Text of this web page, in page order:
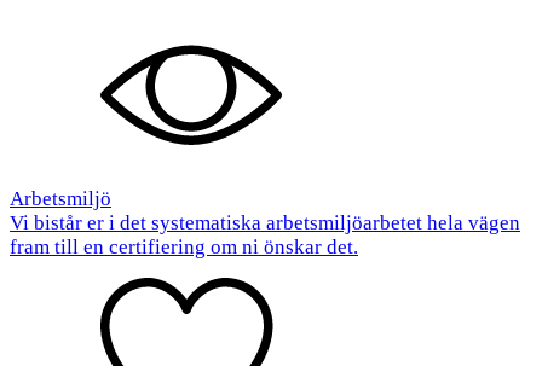
Arbetsmiljö
Vi bistår er i det systematiska arbetsmiljöarbetet hela vägen
fram till en certifiering om ni önskar det.